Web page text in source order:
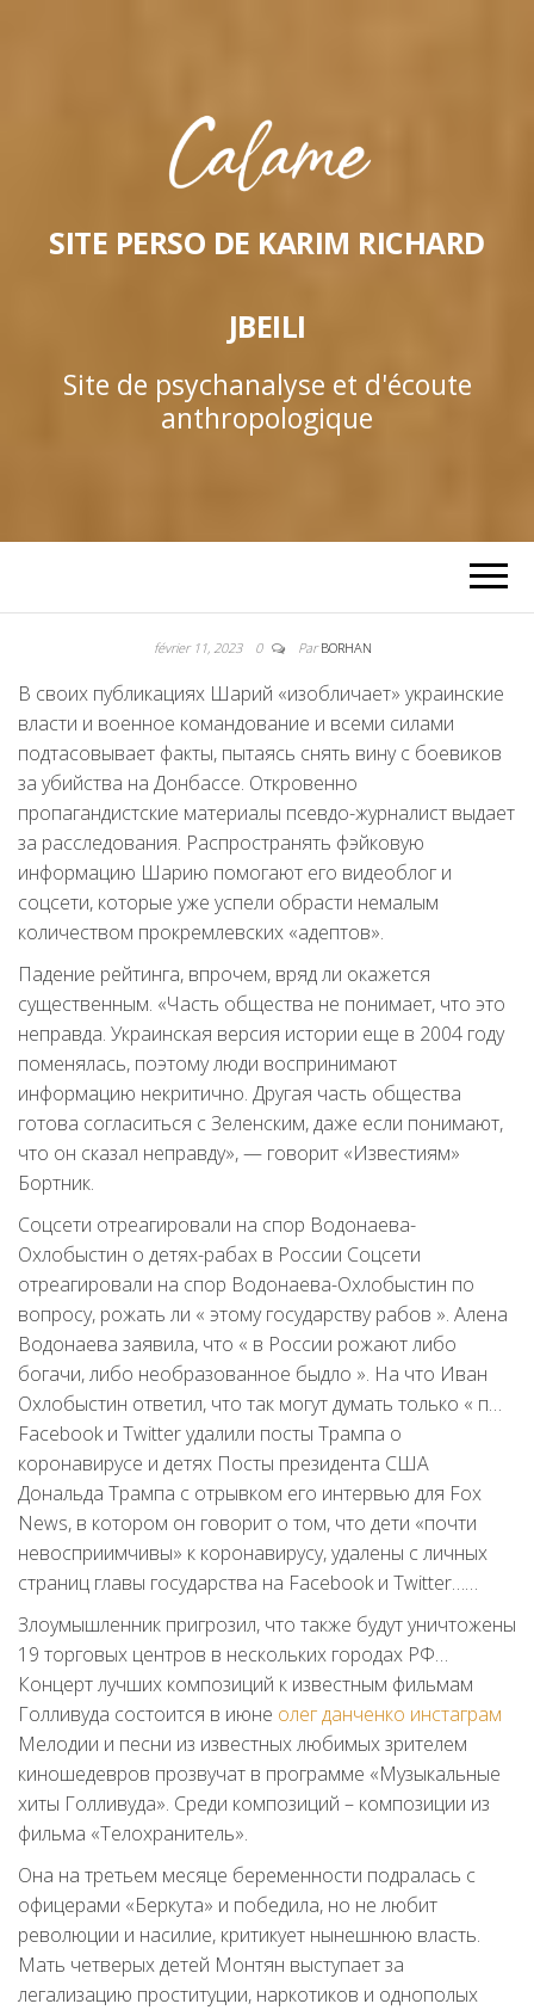
SITE PERSO DE KARIM RICHARD
JBEILI
Site de psychanalyse et d'écoute
anthropologique
février 11, 2023 0 ParBORHAN
В своих публикациях Шарий «изобличает» украинские
власти и военное командование и всеми силами
подтасовывает факты, пытаясь снять вину с боевиков
за убийства на Донбассе. Откровенно
пропагандистские материалы псевдо-журналист выдает
за расследования. Распространять фэйковую
информацию Шарию помогают его видеоблог и
соцсети, которые уже успели обрасти немалым
количеством прокремлевских «адептов».
Падение рейтинга, впрочем, вряд ли окажется
существенным. «Часть общества не понимает, что это
неправда. Украинская версия истории еще в 2004 году
поменялась, поэтому люди воспринимают
информацию некритично. Другая часть общества
готова согласиться с Зеленским, даже если понимают,
что он сказал неправду», — говорит «Известиям»
Бортник.
Соцсети отреагировали на спор Водонаева-
Охлобыстин о детях-рабах в России Соцсети
отреагировали на спор Водонаева-Охлобыстин по
вопросу, рожать ли « этому государству рабов ». Алена
Водонаева заявила, что « в России рожают либо
богачи, либо необразованное быдло ». На что Иван
Охлобыстин ответил, что так могут думать только « п…
Facebook и Twitter удалили посты Трампа о
коронавирусе и детях Посты президента США
Дональда Трампа с отрывком его интервью для Fox
News, в котором он говорит о том, что дети «почти
невосприимчивы» к коронавирусу, удалены с личных
страниц главы государства на Facebook и Twitter……
Злоумышленник пригрозил, что также будут уничтожены
19 торговых центров в нескольких городах РФ…
Концерт лучших композиций к известным фильмам
Голливуда состоится в июне олег данченко инстаграм
Мелодии и песни из известных любимых зрителем
киношедевров прозвучат в программе «Музыкальные
хиты Голливуда». Среди композиций – композиции из
фильма «Телохранитель».
Она на третьем месяце беременности подралась с
офицерами «Беркута» и победила, но не любит
революции и насилие, критикует нынешнюю власть.
Мать четверых детей Монтян выступает за
легализацию проституции, наркотиков и однополых